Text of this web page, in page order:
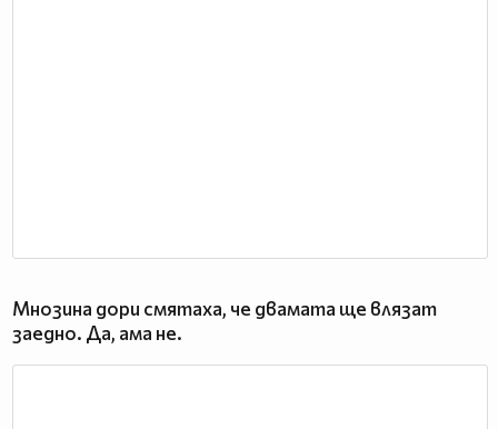
Мнозина дори смятаха, че двамата ще влязат
заедно. Да, ама не.